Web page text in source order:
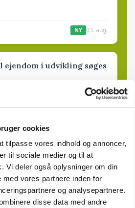
cookies
tilpasse vores indhold og annoncer,
til sociale medier og til at
Vi deler også oplysninger om din
med vores partnere inden for
og analysepartnere.
disse data med andre
NY 03. aug.
ejendom i udvikling søges
NY 03. aug.